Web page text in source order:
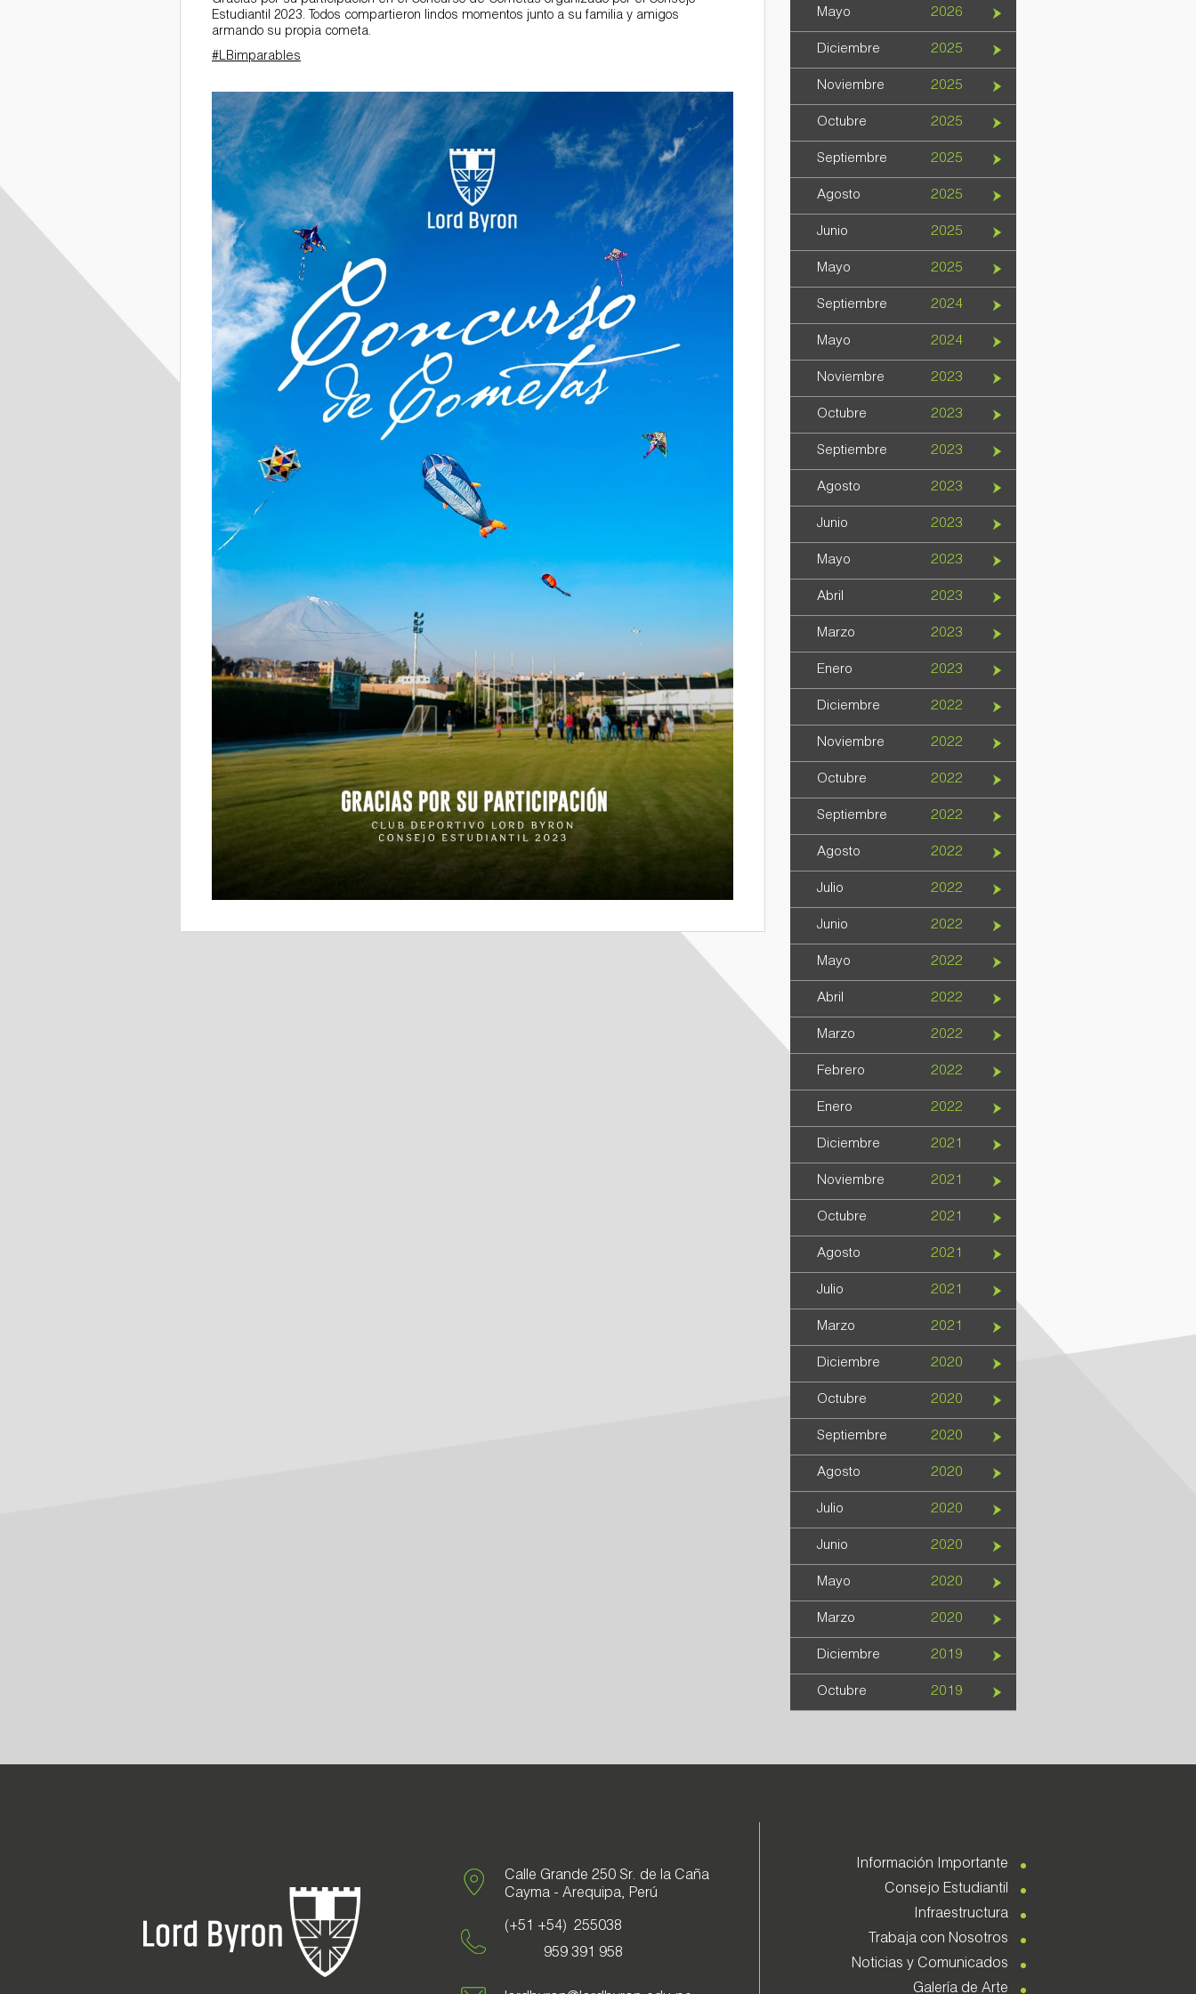
Documentarios
Estudiantil 2023. Todos compartieron lindos momentos junto a su familia y amigos
armando su propia cometa.
#LBimparables
369686307_672892568203371_4352624251185789648_n.jpg
Mayo 2026
Diciembre 2025
Noviembre 2025
Octubre 2025
Septiembre 2025
Agosto 2025
Junio 2025
Mayo 2025
Septiembre 2024
Mayo 2024
Noviembre 2023
Octubre 2023
Septiembre 2023
Agosto 2023
Junio 2023
Mayo 2023
Abril 2023
Marzo 2023
Enero 2023
Diciembre 2022
Noviembre 2022
Octubre 2022
Septiembre 2022
Agosto 2022
Julio 2022
Junio 2022
Mayo 2022
Abril 2022
Marzo 2022
Febrero 2022
Enero 2022
Diciembre 2021
Noviembre 2021
Octubre 2021
Agosto 2021
Julio 2021
Marzo 2021
Diciembre 2020
Octubre 2020
Septiembre 2020
Agosto 2020
Julio 2020
Junio 2020
Mayo 2020
Marzo 2020
Diciembre 2019
Octubre 2019
Calle Grande 250 Sr. de la Caña
Cayma - Arequipa, Perú
(+51 +54) 255038
959 391 958
Información Importante
Consejo Estudiantil
Infraestructura
Trabaja con Nosotros
Noticias y Comunicados
Galería de Arte